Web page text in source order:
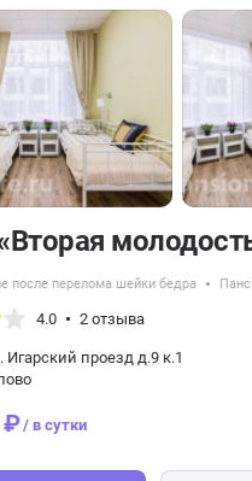
после перелома шейки бедра
4.0 2 отзыва
Игарский проезд д.9 к.1
₽/ в сутки